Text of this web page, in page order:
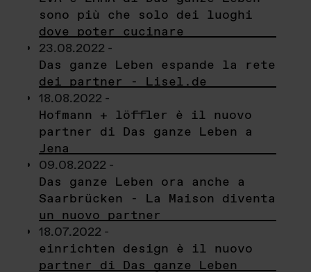
sono più che solo dei luoghi
dove poter cucinare
23.08.2022 -
Das ganze Leben espande la rete
dei partner - Lisel.de
18.08.2022 -
Hofmann + löffler è il nuovo
partner di Das ganze Leben a
Jena
09.08.2022 -
Das ganze Leben ora anche a
Saarbrücken - La Maison diventa
un nuovo partner
18.07.2022 -
einrichten design è il nuovo
partner di Das ganze Leben